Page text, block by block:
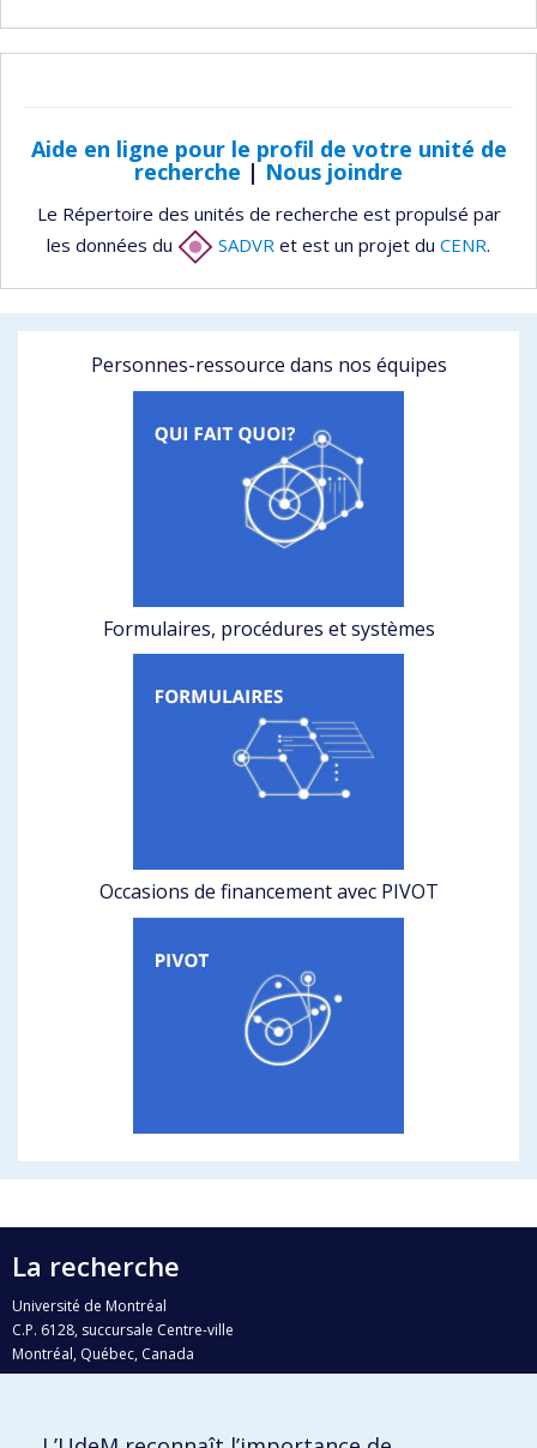
Aide en ligne pour le profil de votre unité de
recherche | Nous joindre
Le Répertoire des unités de recherche est propulsé par
les données du
SADVR et est un projet du CENR.
Personnes-ressource dans nos équipes
Formulaires, procédures et systèmes
Occasions de financement avec PIVOT
La recherche
Université de Montréal
C.P. 6128, succursale Centre-ville
Montréal, Québec, Canada
H3C 3J7